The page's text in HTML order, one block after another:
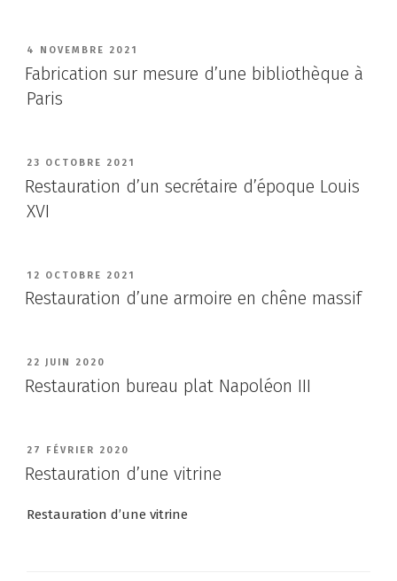
PUBLIÉ
LE
4 NOVEMBRE 2021
Fabrication sur mesure d’une bibliothèque à
Paris
PUBLIÉ
LE
23 OCTOBRE 2021
Restauration d’un secrétaire d’époque Louis
XVI
PUBLIÉ
LE
12 OCTOBRE 2021
Restauration d’une armoire en chêne massif
PUBLIÉ
LE
22 JUIN 2020
Restauration bureau plat Napoléon III
PUBLIÉ
LE
27 FÉVRIER 2020
Restauration d’une vitrine
Restauration d’une vitrine